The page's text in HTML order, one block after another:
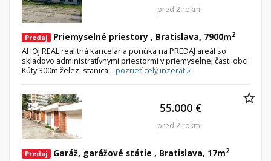
Predaj Priemyselné priestory , Bratislava, 7900m2
AHOJ REAL realitná kancelária ponúka na PREDAJ areál so
skladovo administratívnymi priestormi v priemyselnej časti obci
Kúty 300m želez. stanica... pozrieť celý inzerát »
pred 2 rokmi
Predaj Garáž, garážové státie , Bratislava, 17m2
55.000 €
pred 2 rokmi